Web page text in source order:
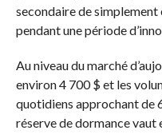
secondaire de simplement
pendant une période
Au niveau du marché
environ 4 700 $ et les
quotidiens approchant de
réserve de dormance